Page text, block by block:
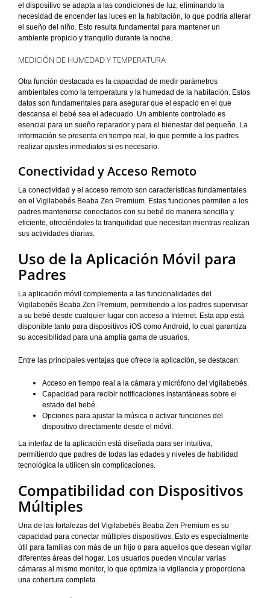
el dispositivo se adapta a las condiciones de luz, eliminando la
necesidad de encender las luces en la habitación, lo que podría alterar
el sueño del niño. Esto resulta fundamental para mantener un
ambiente propicio y tranquilo durante la noche.
MEDICIÓN DE HUMEDAD Y TEMPERATURA
Otra función destacada es la capacidad de medir parámetros
ambientales como la temperatura y la humedad de la habitación. Estos
datos son fundamentales para asegurar que el espacio en el que
descansa el bebé sea el adecuado. Un ambiente controlado es
esencial para un sueño reparador y para el bienestar del pequeño. La
información se presenta en tiempo real, lo que permite a los padres
realizar ajustes inmediatos si es necesario.
Conectividad y Acceso Remoto
La conectividad y el acceso remoto son características fundamentales
en el Vigilabebés Beaba Zen Premium. Estas funciones permiten a los
padres mantenerse conectados con su bebé de manera sencilla y
eficiente, ofreciéndoles la tranquilidad que necesitan mientras realizan
sus actividades diarias.
Uso de la Aplicación Móvil para
Padres
La aplicación móvil complementa a las funcionalidades del
Vigilabebés Beaba Zen Premium, permitiendo a los padres supervisar
a su bebé desde cualquier lugar con acceso a Internet. Esta app está
disponible tanto para dispositivos iOS como Android, lo cual garantiza
su accesibilidad para una amplia gama de usuarios.
Entre las principales ventajas que ofrece la aplicación, se destacan:
Acceso en tiempo real a la cámara y micrófono del vigilabebés.
Capacidad para recibir notificaciones instantáneas sobre el
estado del bebé.
Opciones para ajustar la música o activar funciones del
dispositivo directamente desde el móvil.
La interfaz de la aplicación está diseñada para ser intuitiva,
permitiendo que padres de todas las edades y niveles de habilidad
tecnológica la utilicen sin complicaciones.
Compatibilidad con Dispositivos
Múltiples
Una de las fortalezas del Vigilabebés Beaba Zen Premium es su
capacidad para conectar múltiples dispositivos. Esto es especialmente
útil para familias con más de un hijo o para aquellos que desean vigilar
diferentes áreas del hogar. Los usuarios pueden vincular varias
cámaras al mismo monitor, lo que optimiza la vigilancia y proporciona
una cobertura completa.